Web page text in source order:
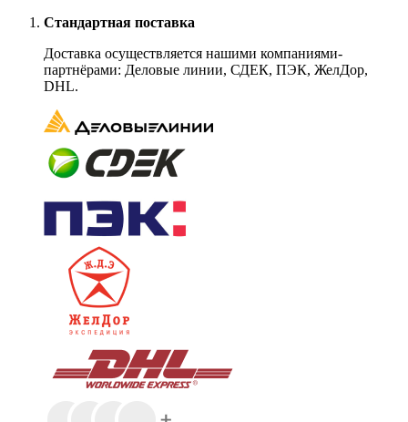
Стандартная поставка
Доставка осуществляется нашими компаниями-
партнёрами: Деловые линии, СДЕК, ПЭК, ЖелДор,
DHL.